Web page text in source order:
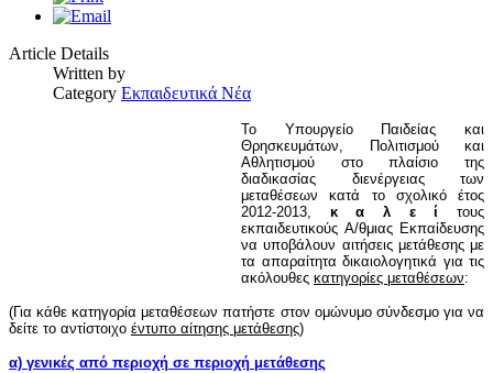
Article Details
Written by
Category Εκπαιδευτικά Νέα
Το Υπουργείο Παιδείας και
Θρησκευμάτων, Πολιτισμού και
Αθλητισμού στο πλαίσιο της
διαδικασίας διενέργειας των
μεταθέσεων κατά το σχολικό έτος
2012-2013, κ α λ ε ίτους
εκπαιδευτικούς Α/θμιας Εκπαίδευσης
να υποβάλουν αιτήσεις μετάθεσης με
τα απαραίτητα δικαιολογητικά για τις
ακόλουθες κατηγορίες μεταθέσεων:
(Για κάθε κατηγορία μεταθέσεων πατήστε στον ομώνυμο σύνδεσμο για να
δείτε το αντίστοιχο έντυπο αίτησης μετάθεσης)
α) γενικές από περιοχή σε περιοχή μετάθεσης